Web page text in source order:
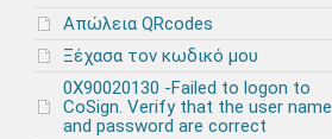
Απώλεια QRcodes
Ξέχασα τον κωδικό μου
0X90020130 -Failed to logon to
CoSign. Verify that the user name
and password are correct